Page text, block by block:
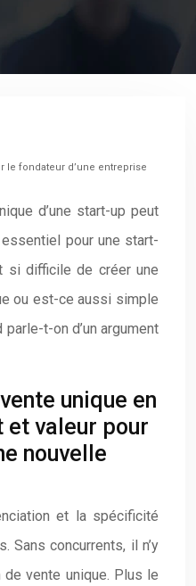
fondateur d’une entreprise
d’une start-up peut
pour une start-
si difficile de créer une
ou est-ce aussi simple
t-on d’un argument
unique en
et valeur pour
nouvelle
et la spécificité
Sans concurrents, il n’y
vente unique. Plus le